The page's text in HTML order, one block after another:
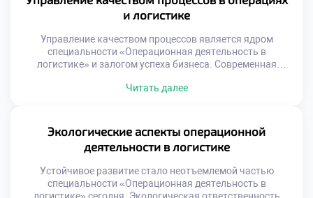
специальности операционной деятельности изучают эту
тему углубленно. Теоретические модели подкрепляются
и логистике
Управление качеством процессов является ядром
специальности «Операционная деятельность в
логистике» и залогом успеха бизнеса. Современная
поставок. Высокие стандарты обслуживания формируют
ожиданиям клиента и стандартам. Это не просто
отсутствие брака, а предсказуемость каждого этапа
работы. Системный […]
Читать далее
Экологические аспекты операционной
деятельности в логистике
Устойчивое развитие стало неотъемлемой частью
специальности «Операционная деятельность в